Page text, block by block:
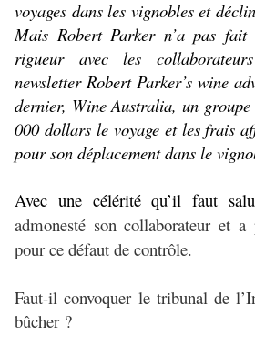
voyages dans les vignobles et
Mais Robert Parker n’a pas fait
rigueur avec les
newsletter Robert Parker’s wine
dernier, Wine Australia, un
000 dollars le voyage et les frais
pour son déplacement dans le
Avec une célérité qu’il faut
admonesté son collaborateur et a
pour ce défaut de contrôle.
Faut-il convoquer le tribunal de
bûcher ?